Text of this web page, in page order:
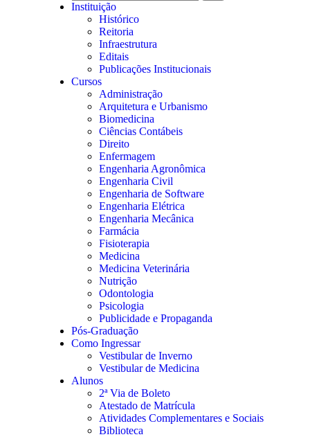
Instituição
Histórico
Reitoria
Infraestrutura
Editais
Publicações Institucionais
Cursos
Administração
Arquitetura e Urbanismo
Biomedicina
Ciências Contábeis
Direito
Enfermagem
Engenharia Agronômica
Engenharia Civil
Engenharia de Software
Engenharia Elétrica
Engenharia Mecânica
Farmácia
Fisioterapia
Medicina
Medicina Veterinária
Nutrição
Odontologia
Psicologia
Publicidade e Propaganda
Pós-Graduação
Como Ingressar
Vestibular de Inverno
Vestibular de Medicina
Alunos
2ª Via de Boleto
Atestado de Matrícula
Atividades Complementares e Sociais
Biblioteca